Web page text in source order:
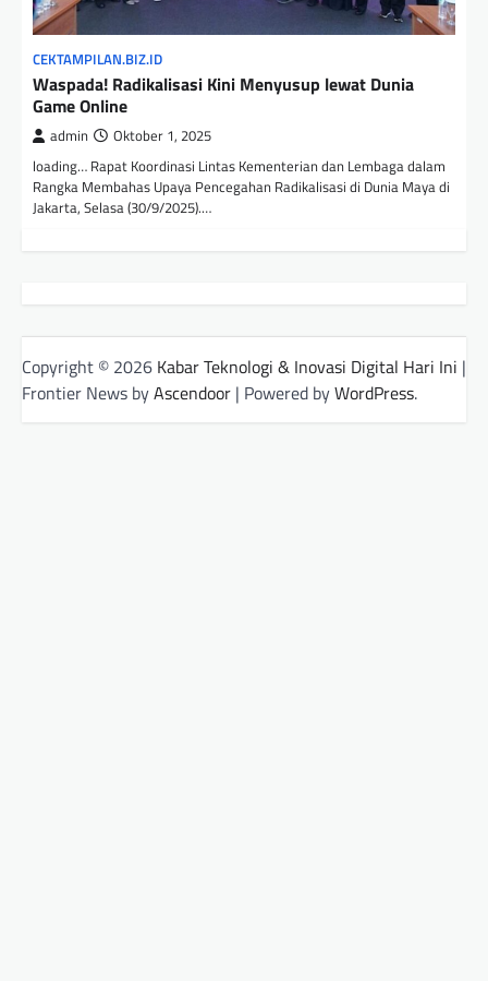
CEKTAMPILAN.BIZ.ID
Waspada! Radikalisasi Kini Menyusup lewat Dunia
Game Online
admin Oktober 1, 2025
loading… Rapat Koordinasi Lintas Kementerian dan Lembaga dalam
Rangka Membahas Upaya Pencegahan Radikalisasi di Dunia Maya di
Jakarta, Selasa (30/9/2025).…
Copyright © 2026 Kabar Teknologi & Inovasi Digital Hari Ini |
Frontier News byAscendoor | Powered byWordPress.